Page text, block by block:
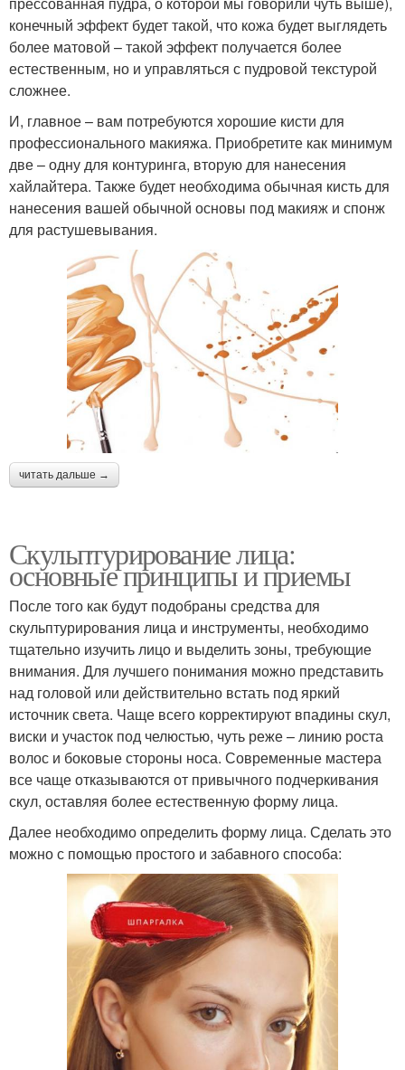
конечный эффект будет такой, что кожа будет выглядеть
более матовой – такой эффект получается более
естественным, но и управляться с пудровой текстурой
сложнее.
И, главное – вам потребуются хорошие кисти для
профессионального макияжа. Приобретите как минимум
две – одну для контуринга, вторую для нанесения
хайлайтера. Также будет необходима обычная кисть для
нанесения вашей обычной основы под макияж и спонж
для растушевывания.
читать дальше →
Скульптурирование лица:
основные принципы и приемы
После того как будут подобраны средства для
скульптурирования лица и инструменты, необходимо
тщательно изучить лицо и выделить зоны, требующие
внимания. Для лучшего понимания можно представить
над головой или действительно встать под яркий
источник света. Чаще всего корректируют впадины скул,
виски и участок под челюстью, чуть реже – линию роста
волос и боковые стороны носа. Современные мастера
все чаще отказываются от привычного подчеркивания
скул, оставляя более естественную форму лица.
Далее необходимо определить форму лица. Сделать это
можно с помощью простого и забавного способа: